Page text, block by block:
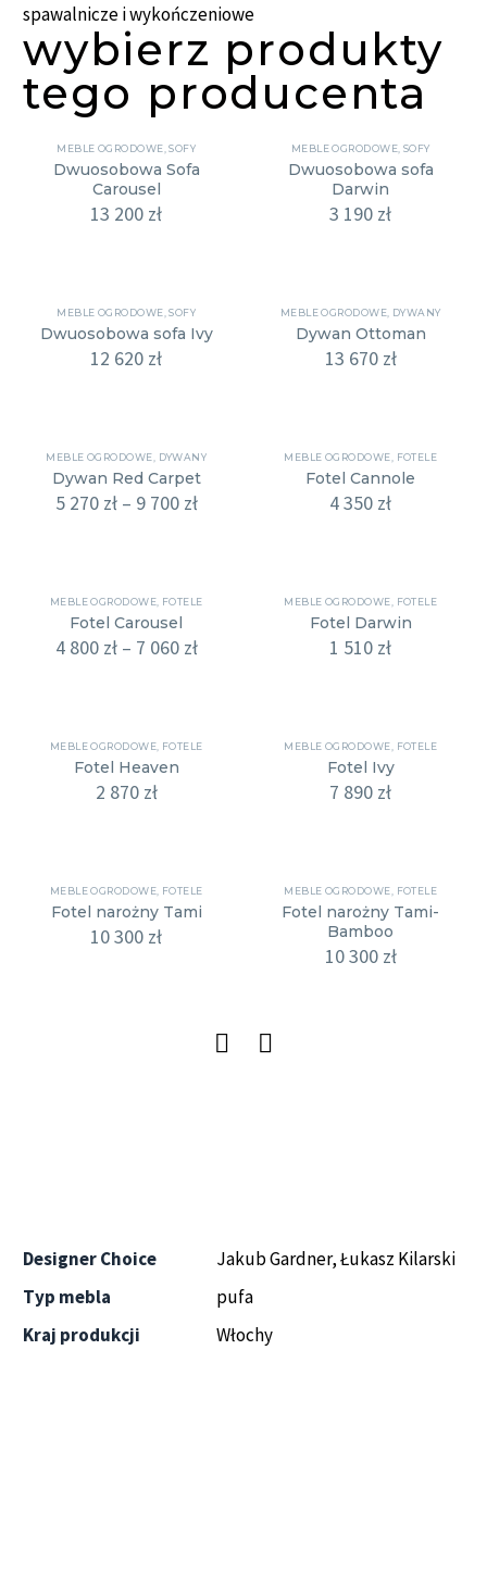
spawalnicze i wykończeniowe
wybierz produkty
tego producenta
MEBLE OGRODOWE ,SOFY
Dwuosobowa Sofa
Carousel
13 200 zł
MEBLE OGRODOWE SOFY
Dwuosobowa sofa
Darwin
3 190 zł
MEBLE OGRODOWE ,SOFY
Dwuosobowa sofa Ivy
12 620 zł
MEBLE OGRODOWE DYWANY
Dywan Ottoman
13 670 zł
MEBLE OGRODOWE DYWANY
Dywan Red Carpet
5 270 zł – 9 700 zł
MEBLE OGRODOWE FOTELE
Fotel Cannole
4 350 zł
MEBLE OGRODOWE FOTELE
Fotel Carousel
4 800 zł – 7 060 zł
MEBLE OGRODOWE FOTELE
Fotel Darwin
1 510 zł
MEBLE OGRODOWE FOTELE
Fotel Heaven
2 870 zł
MEBLE OGRODOWE FOTELE
Fotel Ivy
7 890 zł
MEBLE OGRODOWE FOTELE
Fotel narożny Tami
10 300 zł
MEBLE OGRODOWE FOTELE
Fotel narożny Tami-
Bamboo
10 300 zł
Designer Choice
Jakub Gardner, Łukasz Kilarski
Typ mebla
pufa
Kraj produkcji
Włochy